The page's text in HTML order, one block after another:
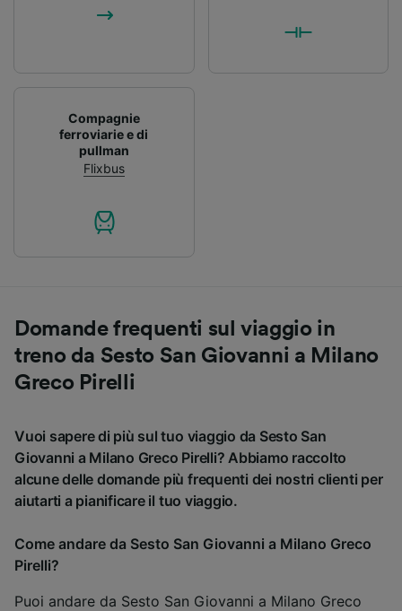
Compagnie
ferroviarie e di
pullman
Flixbus
Domande frequenti sul viaggio in
treno da Sesto San Giovanni a Milano
Greco Pirelli
Vuoi sapere di più sul tuo viaggio da Sesto San
Giovanni a Milano Greco Pirelli? Abbiamo raccolto
alcune delle domande più frequenti dei nostri clienti per
aiutarti a pianificare il tuo viaggio.
Come andare da Sesto San Giovanni a Milano Greco
Pirelli?
Puoi andare da Sesto San Giovanni a Milano Greco